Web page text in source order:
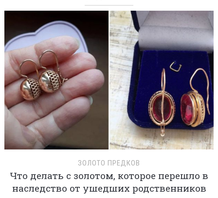
ЗОЛОТО ПРЕДКОВ
Что делать с золотом, которое перешло в
наследство от ушедших родственников